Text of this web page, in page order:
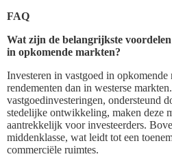
FAQ
Wat zijn de belangrijkste
in opkomende markten?
Investeren in vastgoed in
rendementen dan in westerse
vastgoedinvesteringen, ondersteund
stedelijke ontwikkeling, maken deze
aantrekkelijk voor investeerders.
middenklasse, wat leidt tot een
commerciële ruimtes.